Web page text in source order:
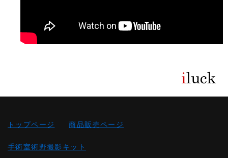
トップページ 商品販売ページ
手術室術野撮影キット